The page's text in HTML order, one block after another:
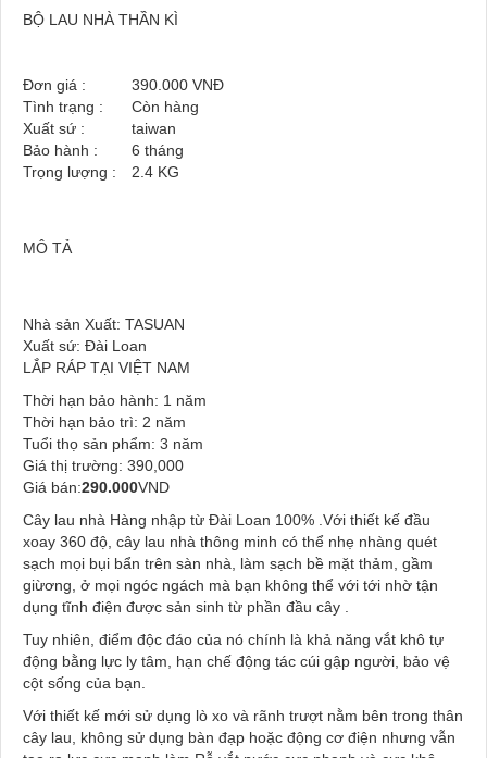
BỘ LAU NHÀ THẦN KÌ
Đơn giá :
390.000 VNĐ
Tình trạng :
Còn hàng
Xuất sứ :
taiwan
Bảo hành :
6 tháng
Trọng lượng :
2.4 KG
MÔ TẢ
Nhà sản Xuất: TASUAN
Xuất sứ: Đài Loan
LẮP RÁP TẠI VIỆT NAM
Thời hạn bảo hành: 1 năm
Thời hạn bảo trì: 2 năm
Tuổi thọ sản phẩm: 3 năm
Giá thị trường: 390,000
Giá bán:290.000VND
Cây lau nhà Hàng nhập từ Đài Loan 100% .Với thiết kế đầu
xoay 360 độ, cây lau nhà thông minh có thể nhẹ nhàng quét
sạch mọi bụi bẩn trên sàn nhà, làm sạch bề mặt thảm, gầm
giừơng, ở mọi ngóc ngách mà bạn không thể với tới nhờ tận
dụng tĩnh điện được sản sinh từ phần đầu cây .
Tuy nhiên, điểm độc đáo của nó chính là khả năng vắt khô tự
động bằng lực ly tâm, hạn chế động tác cúi gập người, bảo vệ
cột sống của bạn.
Với thiết kế mới sử dụng lò xo và rãnh trượt nằm bên trong thân
cây lau, không sử dụng bàn đạp hoặc động cơ điện nhưng vẫn